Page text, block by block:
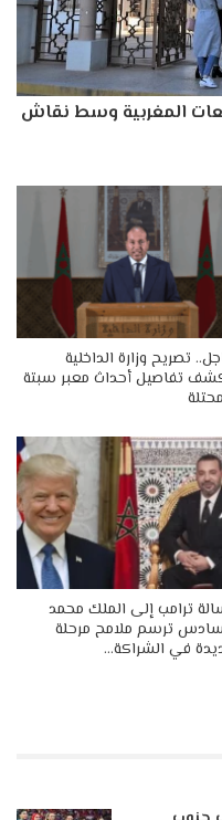
المغربية وسط نقاش
تصريح وزارة الداخلية
تفاصيل أحداث معبر سبتة
ترامب إلى الملك محمد
ترسم ملامح مرحلة
في الشراكة…